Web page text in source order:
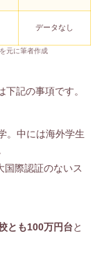
データなし
元に筆者作成
記の事項です。
。中には海外学生
際認証のないス
とも100万円台と